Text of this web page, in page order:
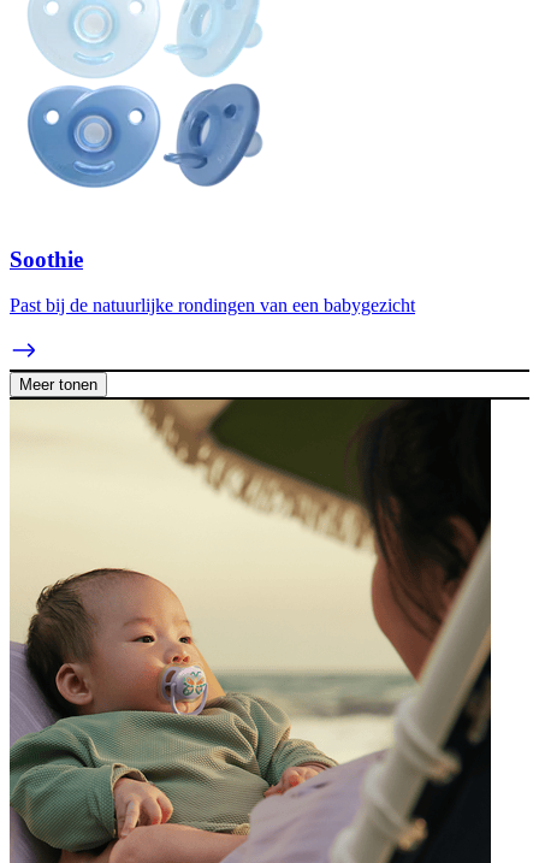
Soothie
Past bij de natuurlijke rondingen van een babygezicht
Meer tonen